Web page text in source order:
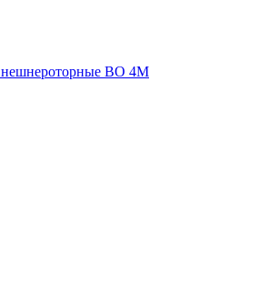
ВО 4М